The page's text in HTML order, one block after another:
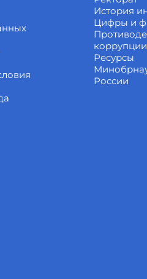
История
Цифры и
коррупции
Ресурсы
России